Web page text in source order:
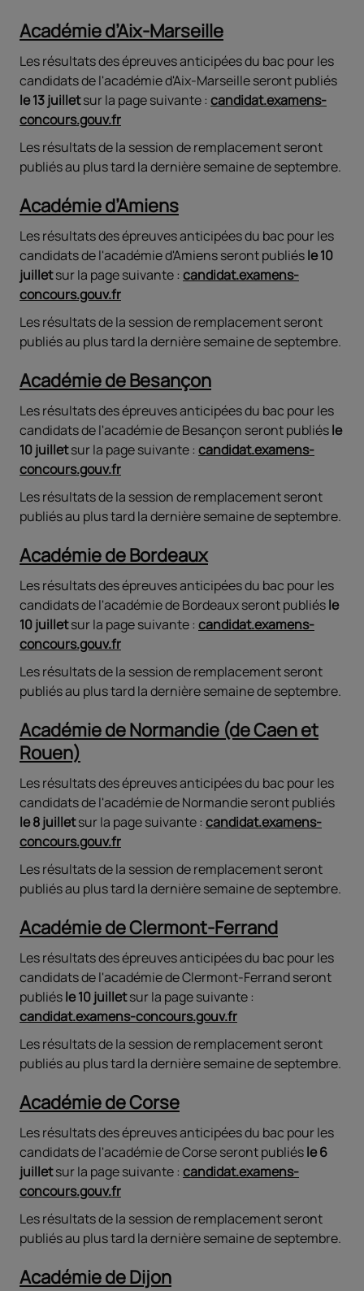
Académie d’Aix-Marseille
Les résultats des épreuves anticipées du bac pour les
candidats de l'académie d'Aix-Marseille seront publiés
le 13 juilletsur la page suivante : candidat.examens-
concours.gouv.fr
Les résultats de la session de remplacement seront
publiés au plus tard la dernière semaine de septembre.
Académie d’Amiens
Les résultats des épreuves anticipées du bac pour les
candidats de l'académie d'Amiens seront publiésle 10
juilletsur la page suivante : candidat.examens-
concours.gouv.fr
Les résultats de la session de remplacement seront
publiés au plus tard la dernière semaine de septembre.
Académie de Besançon
Les résultats des épreuves anticipées du bac pour les
candidats de l'académie de Besançon seront publiésle
10 juilletsur la page suivante : candidat.examens-
concours.gouv.fr
Les résultats de la session de remplacement seront
publiés au plus tard la dernière semaine de septembre.
Académie de Bordeaux
Les résultats des épreuves anticipées du bac pour les
candidats de l'académie de Bordeaux seront publiésle
10 juilletsur la page suivante : candidat.examens-
concours.gouv.fr
Les résultats de la session de remplacement seront
publiés au plus tard la dernière semaine de septembre.
Académie de Normandie (de Caen et
Rouen)
Les résultats des épreuves anticipées du bac pour les
candidats de l'académie de Normandie seront publiés
le 8 juilletsur la page suivante : candidat.examens-
concours.gouv.fr
Les résultats de la session de remplacement seront
publiés au plus tard la dernière semaine de septembre.
Académie de Clermont-Ferrand
Les résultats des épreuves anticipées du bac pour les
candidats de l'académie de Clermont-Ferrand seront
publiésle 10 juilletsur la page suivante :
candidat.examens-concours.gouv.fr
Les résultats de la session de remplacement seront
publiés au plus tard la dernière semaine de septembre.
Académie de Corse
Les résultats des épreuves anticipées du bac pour les
candidats de l'académie de Corse seront publiésle 6
juilletsur la page suivante : candidat.examens-
concours.gouv.fr
Les résultats de la session de remplacement seront
publiés au plus tard la dernière semaine de septembre.
Académie de Dijon